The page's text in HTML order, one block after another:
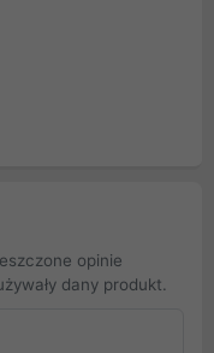
opinie
dany produkt.